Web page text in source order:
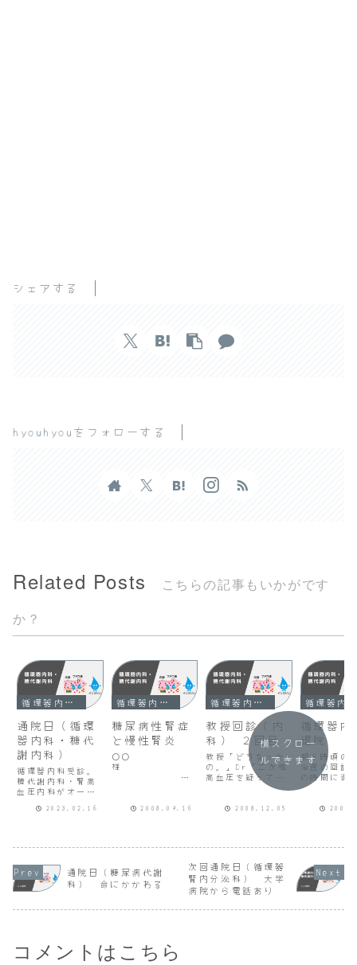
シェアする
hyouhyouをフォローする
Related Posts
こちらの記事もいかがです
か？
循環器内科・糖代謝内科
通院日（循環
器内科・糖代
謝内科）
循環器内科受診。
糖代謝内科・腎高
血圧内科がオーダ
結果が出ていない
が4.01と高いこと
を電子カルテの画
面により説明を受
ける。腎臓に負担
2023.02.16
循環器内科・糖代謝内科
糖尿病性腎症
と慢性腎炎
○○
様
うございました。
していたと思いま
した。そこで総合
内科の科長である
○○が説明をさせ
１）診...
2008.09.16
循環器内科・糖代謝内科
教授回診（内
科） ２回目
教授「どうなった
の。」Dr「二次性
高血圧を疑ってい
ますが検査結果が
ん。」教授「下垂
い。」教授「そ
テーテル検査は来
週火曜日に行いま
す。」教授「○○
週カ...
2008.12.05
循環器
退院
朝８時頃の
治医の回診
の時間に退
もよいとい
までの薬（
頃に受け取
に早くして
そうです。
用 81,592
横スクロー
ルできます
通院日（糖尿病代謝
科） 命にかかわる
次回通院日（循環器
腎内分泌科） 大学
病院から電話あり
コメントはこちら